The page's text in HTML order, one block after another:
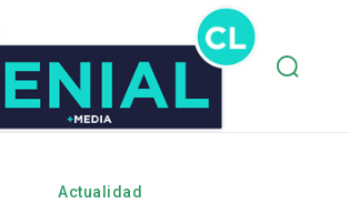
Actualidad